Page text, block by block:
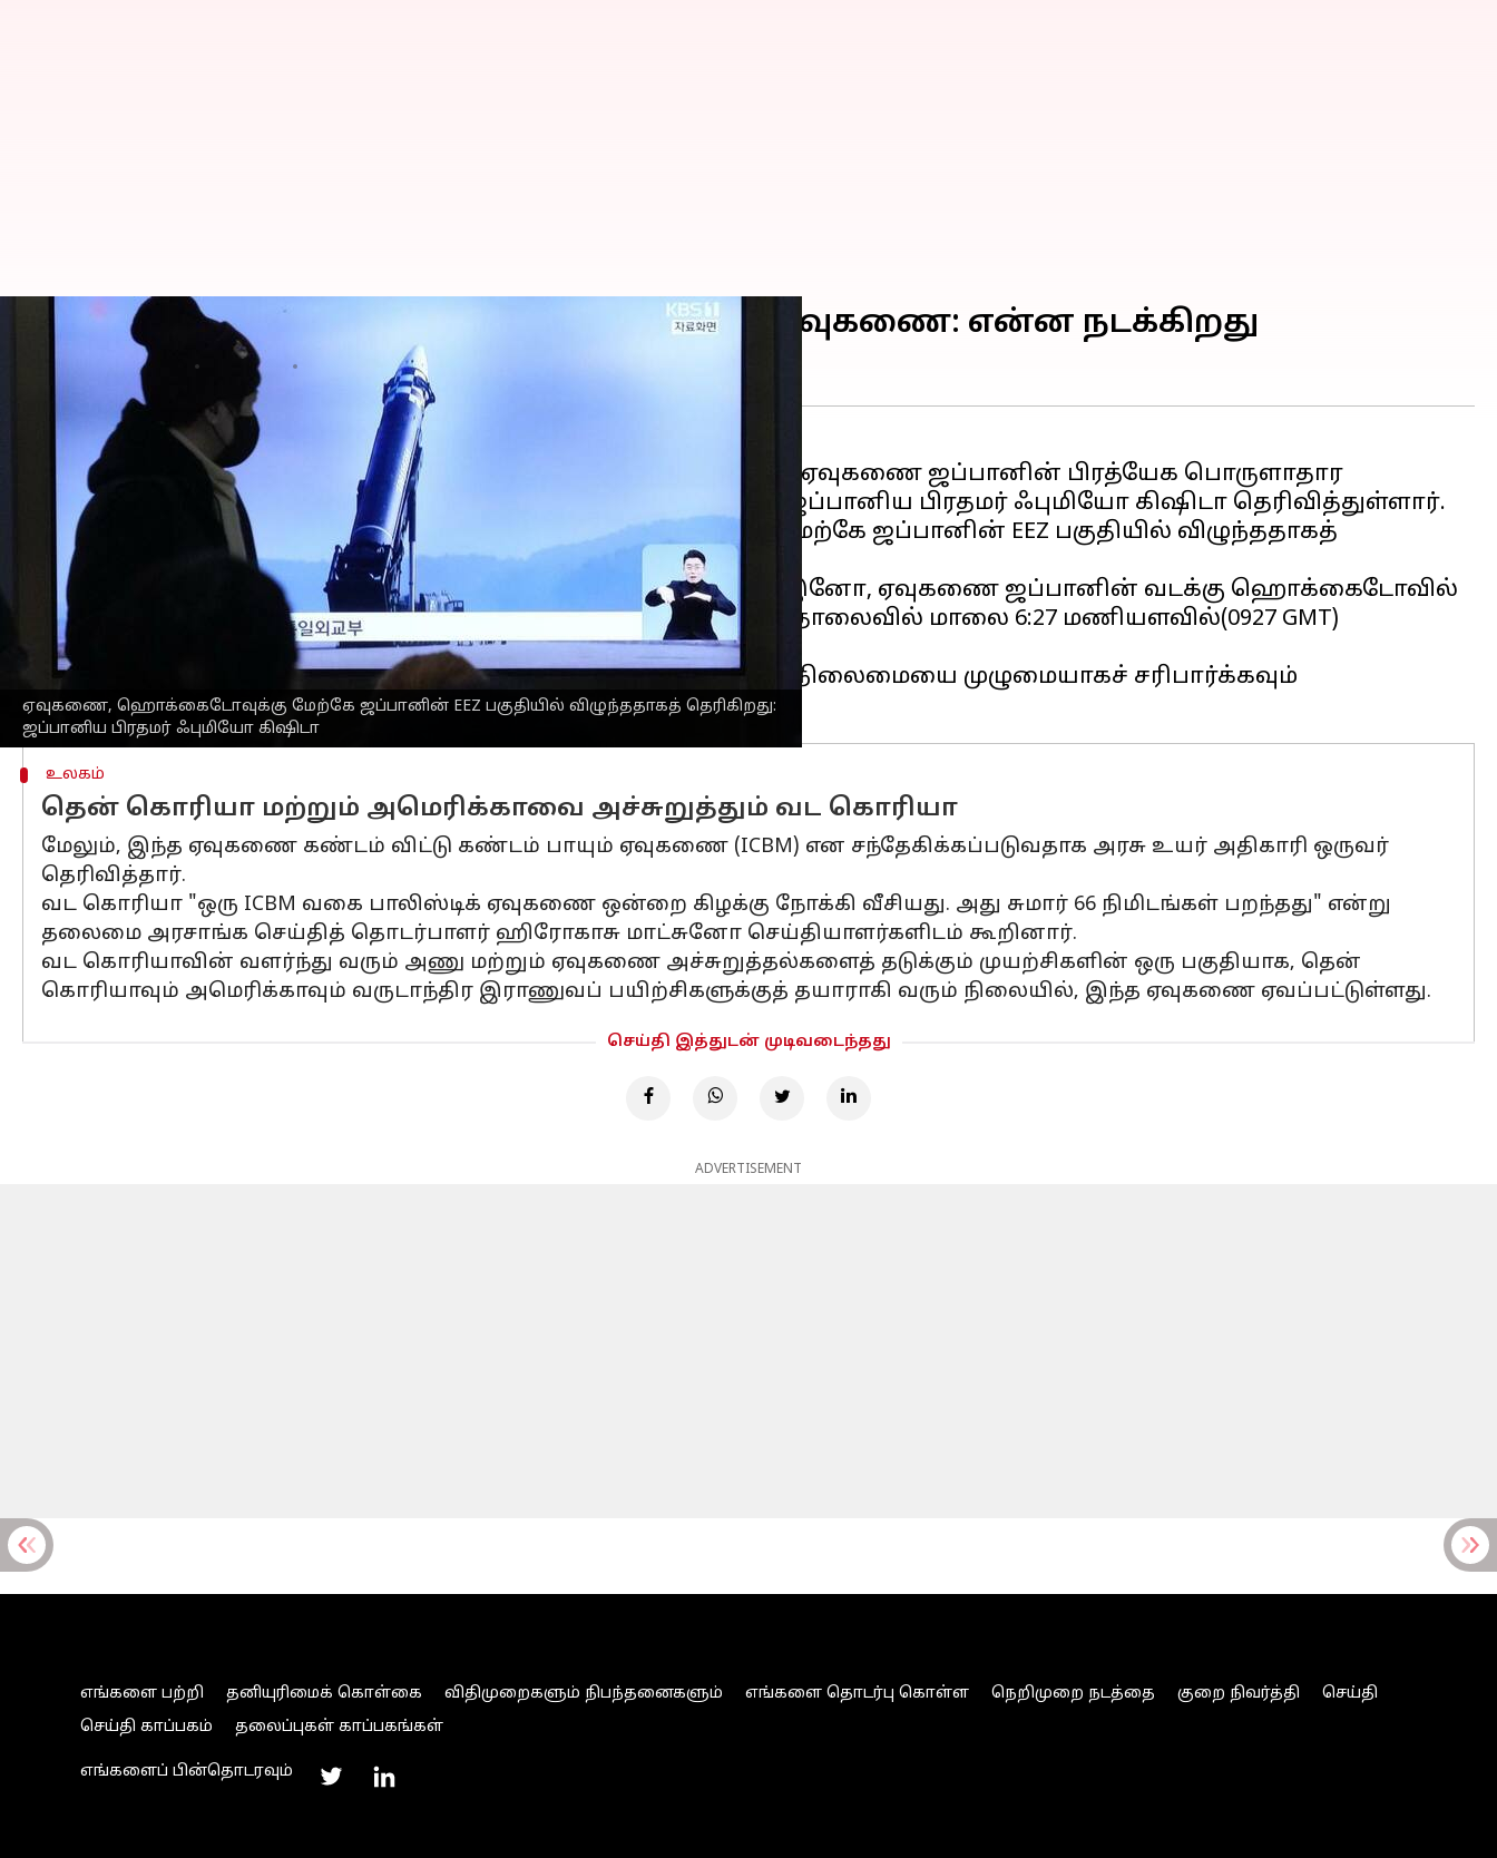
ஏவுகணை, ஹொக்கைடோவுக்கு மேற்கே ஜப்பானின் EEZ பகுதியில் விழுந்ததாகத் தெரிகிறது:
ஜப்பானிய பிரதமர் ஃபுமியோ கிஷிடா
ஜப்பானிற்குள் இறங்கிய வட கொரியாவின் ஏவுகணை: என்ன நடக்கிறது
Sindhuja SM Feb 18, 2023
செய்தி முன்னோட்டம்
வடகொரியாவிலிருந்து
ஏவப்பட்ட சந்தேகத்திற்கிடமான பாலிஸ்டிக் ஏவுகணை ஜப்பானின் பிரத்யேக பொருளாதார
மண்டலத்திற்குள் தரையிறங்கி இருக்கலாம் என்று இன்று(பிப் 18) ஜப்பானிய பிரதமர் ஃபுமியோ கிஷிடா தெரிவித்துள்ளார்.
"வட கொரியா ஏவிய பாலிஸ்டிக் ஏவுகணை, ஹொக்கைடோவுக்கு மேற்கே ஜப்பானின் EEZ பகுதியில் விழுந்ததாகத்
தெரிகிறது" என்று கிஷிடா செய்தியாளர்களிடம் கூறினார்.
முன்னதாக, ஜப்பானின் துணை பாதுகாப்பு அமைச்சர் தோஷிரோ இனோ, ஏவுகணை ஜப்பானின் வடக்கு ஹொக்கைடோவில்
உள்ள ஓஷிமா தீவுக்கு மேற்கே சுமார் 200 கிலோமீட்டர் (125 மைல்) தொலைவில் மாலை 6:27 மணியளவில்(0927 GMT)
தரையிறங்கும் என்று எதிர்பார்க்கப்படுகிறது என்றார்.
கிஷிடா, "பொதுமக்களுக்குத் தகவல்களை வழங்கவும், பாதுகாப்பு நிலைமையை முழுமையாகச் சரிபார்க்கவும்
உலகம்
தென் கொரியா மற்றும் அமெரிக்காவை அச்சுறுத்தும் வட கொரியா
மேலும், இந்த ஏவுகணை கண்டம் விட்டு கண்டம் பாயும் ஏவுகணை (ICBM) என சந்தேகிக்கப்படுவதாக அரசு உயர் அதிகாரி ஒருவர்
தெரிவித்தார்.
வட கொரியா "ஒரு ICBM வகை பாலிஸ்டிக் ஏவுகணை ஒன்றை கிழக்கு நோக்கி வீசியது. அது சுமார் 66 நிமிடங்கள் பறந்தது" என்று
தலைமை அரசாங்க செய்தித் தொடர்பாளர் ஹிரோகாசு மாட்சுனோ செய்தியாளர்களிடம் கூறினார்.
வட கொரியாவின் வளர்ந்து வரும் அணு மற்றும் ஏவுகணை அச்சுறுத்தல்களைத் தடுக்கும் முயற்சிகளின் ஒரு பகுதியாக, தென்
கொரியாவும் அமெரிக்காவும் வருடாந்திர இராணுவப் பயிற்சிகளுக்குத் தயாராகி வரும் நிலையில், இந்த ஏவுகணை ஏவப்பட்டுள்ளது.
செய்தி இத்துடன் முடிவடைந்தது
ADVERTISEMENT
எங்களை பற்றி தனியுரிமைக் கொள்கை விதிமுறைகளும் நிபந்தனைகளும் எங்களை தொடர்பு கொள்ள நெறிமுறை நடத்தை குறை நிவர்த்தி
செய்தி
செய்தி காப்பகம்
தலைப்புகள் காப்பகங்கள்
எங்களைப் பின்தொடரவும்